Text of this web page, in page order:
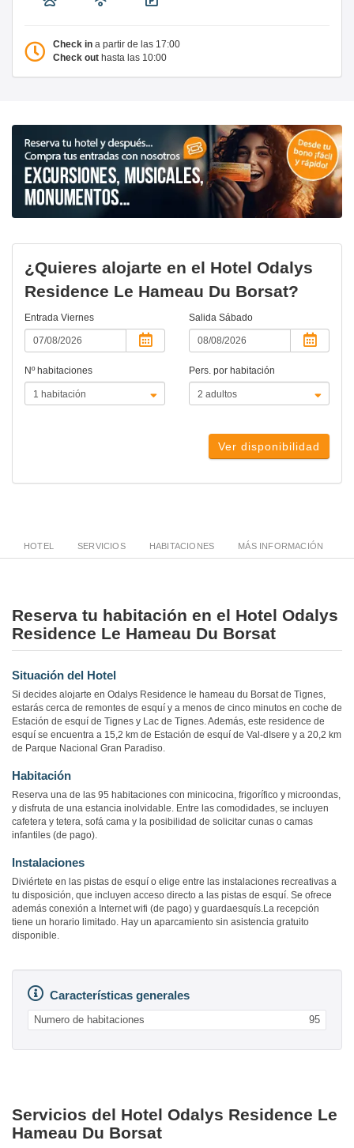
Check in a partir de las 17:00
Check out hasta las 10:00
¿Quieres alojarte en el Hotel Odalys
Residence Le Hameau Du Borsat?
Entrada Viernes Salida Sábado
Nº habitaciones Pers. por habitación
Ver disponibilidad
HOTEL SERVICIOS HABITACIONES MÁS INFORMACIÓN
Reserva tu habitación en el Hotel Odalys
Residence Le Hameau Du Borsat
Situación del Hotel
Si decides alojarte en Odalys Residence le hameau du Borsat de Tignes,
estarás cerca de remontes de esquí y a menos de cinco minutos en coche de
Estación de esquí de Tignes y Lac de Tignes. Además, este residence de
esquí se encuentra a 15,2 km de Estación de esquí de Val-dIsere y a 20,2 km
de Parque Nacional Gran Paradiso.
Habitación
Reserva una de las 95 habitaciones con minicocina, frigorífico y microondas,
y disfruta de una estancia inolvidable. Entre las comodidades, se incluyen
cafetera y tetera, sofá cama y la posibilidad de solicitar cunas o camas
infantiles (de pago).
Instalaciones
Diviértete en las pistas de esquí o elige entre las instalaciones recreativas a
tu disposición, que incluyen acceso directo a las pistas de esquí. Se ofrece
además conexión a Internet wifi (de pago) y guardaesquís.La recepción
tiene un horario limitado. Hay un aparcamiento sin asistencia gratuito
disponible.
Características generales
Numero de habitaciones 95
Servicios del Hotel Odalys Residence Le
Hameau Du Borsat